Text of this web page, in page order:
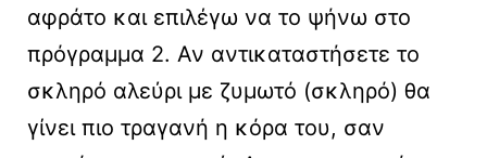
αφράτο και επιλέγω να το ψήνω στο
πρόγραμμα 2. Αν αντικαταστήσετε το
σκληρό αλεύρι με ζυμωτό (σκληρό) θα
γίνει πιο τραγανή η κόρα του, σαν